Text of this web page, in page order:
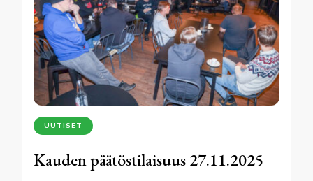
UUTISET
Kauden päätöstilaisuus 27.11.2025